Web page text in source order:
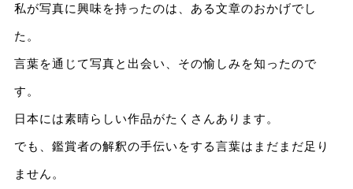
私が写真に興味を持ったのは、ある文章のおかげでし
た。
言葉を通じて写真と出会い、その愉しみを知ったので
す。
日本には素晴らしい作品がたくさんあります。
でも、鑑賞者の解釈の手伝いをする言葉はまだまだ足り
ません。